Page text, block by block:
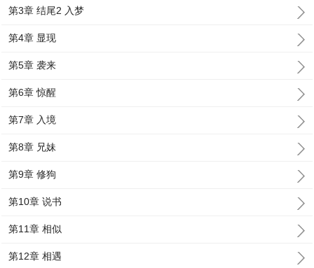
第3章 结尾2 入梦
第4章 显现
第5章 袭来
第6章 惊醒
第7章 入境
第8章 兄妹
第9章 修狗
第10章 说书
第11章 相似
第12章 相遇